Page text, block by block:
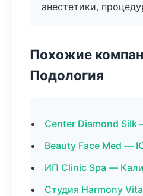
анестетики,
Похожие
Подология
Center Diamond Silk
Beauty Face Med —
ИП Clinic Spa —
Студия Harmony